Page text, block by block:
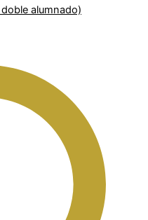
alumnado)